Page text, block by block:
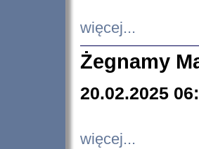
więcej...
Żegnamy
20.02.2025
więcej...